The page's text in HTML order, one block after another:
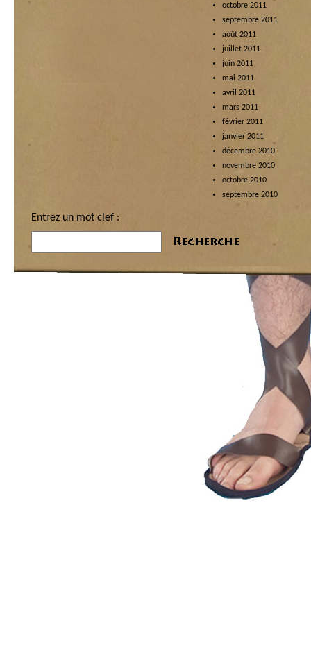
octobre 2011
septembre 2011
août 2011
juillet 2011
juin 2011
mai 2011
avril 2011
mars 2011
février 2011
janvier 2011
décembre 2010
novembre 2010
octobre 2010
septembre 2010
Entrez un mot clef :